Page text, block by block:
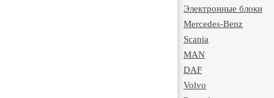
Электронные блоки
Mercedes-Benz
Scania
MAN
DAF
Volvo